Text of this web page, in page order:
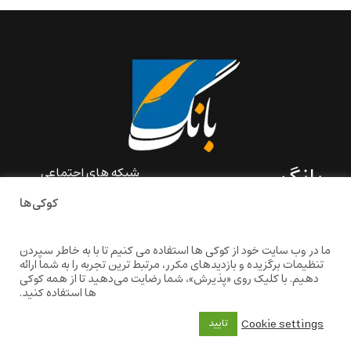
بانگ
ایران و به دور از سانسور و
خودسانسوری بر مبنای تجربه‌ها
و امکانات مشترک شخصی
شکل گرفته است.
baangnewsnet@gmail.com
شبکه های اجتماعی
کوکی‌ها
ما در وب سایت خود از کوکی ها استفاده می کنیم تا با به خاطر سپردن
تنظیمات برگزیده و بازدیدهای مکرر، مرتبط ترین تجربه را به شما ارائه
دهیم. با کلیک روی «پذیرش»، شما رضایت می‌دهید تا از همه کوکی
ها استفاده کنید.
Cookie settings
تایید